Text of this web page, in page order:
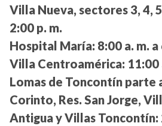
Villa Nueva, sectores 3, 4,
2:00 p. m.
Hospital María: 8:00 a. m.
Villa Centroamérica: 11:00
Lomas de Toncontín parte
Corinto, Res. San Jorge,
Antigua y Villas Toncontín: